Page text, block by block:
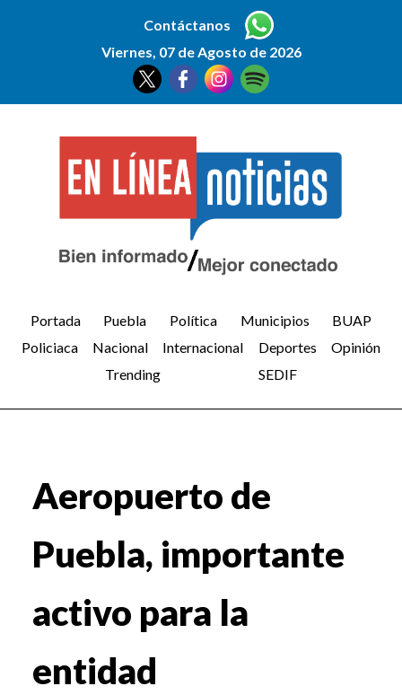
Contáctanos
Viernes, 07 de Agosto de 2026
Portada Puebla Política Municipios
BUAP
Policiaca
Nacional Internacional Deportes
Opinión
Trending
SEDIF
Aeropuerto de
Puebla, importante
activo para la
entidad